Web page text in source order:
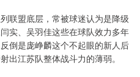
联盟底层，常被球迷认为是降级
实、吴羽佳这些在球队效力多年
倒是庞峥麟这个不起眼的新人后
出江苏队整体战斗力的薄弱。